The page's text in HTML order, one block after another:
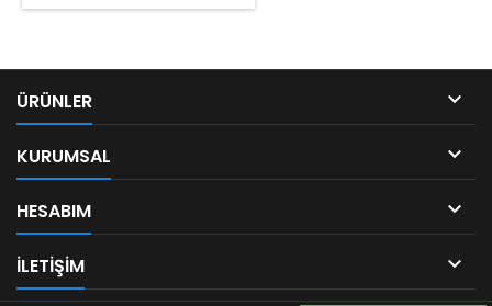
ÜRÜNLER 
KURUMSAL 
HESABIM 
ILETIŞIM 